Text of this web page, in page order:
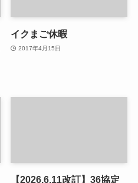
イクまご休暇
2017年4月15日
【2026.6.11改訂】36協定